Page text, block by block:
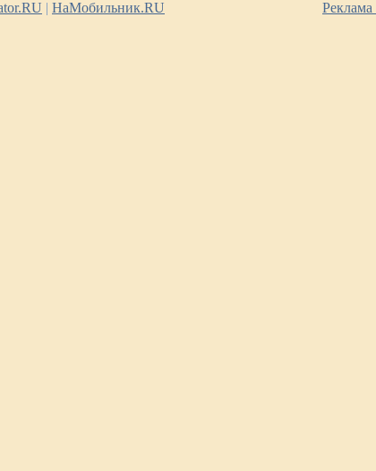
| НаМобильник.RU Реклама